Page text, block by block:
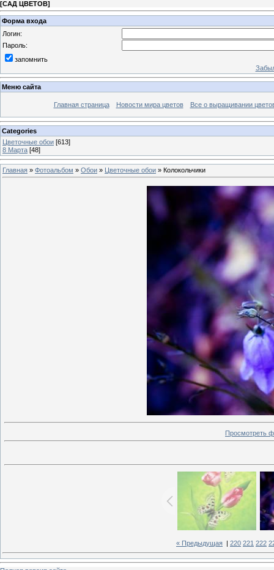
[САД ЦВЕТОВ]
Форма входа
Логин:
Пароль:
запомнить
Меню сайта
Главная страница Новости мира цветов Все о выращивании
Categories
Цветочные обои [613]
8 Марта [48]
Главная » Фотоальбом » Обои » Цветочные обои » Колокольчики
Просмотреть
« Предыдущая 220 221 222